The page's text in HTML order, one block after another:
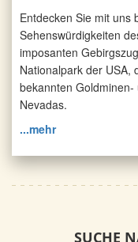
Entdecken Sie mit uns
Sehens­würdig­keiten
imposanten
Nationalpark der USA,
bekannten
Nevadas.
...mehr
SUCHE